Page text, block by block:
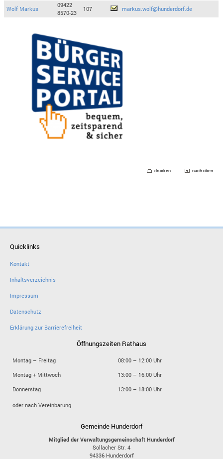
Wolf Markus
09422
8570-23
107 markus.wolf@hunderdorf.de
drucken nach oben
Quicklinks
Kontakt
Inhaltsverzeichnis
Impressum
Datenschutz
Erklärung zur Barrierefreiheit
Öffnungszeiten Rathaus
Montag – Freitag
08:00 – 12:00 Uhr
Montag + Mittwoch
13:00 – 16:00 Uhr
Donnerstag
13:00 – 18:00 Uhr
oder nach Vereinbarung
Gemeinde Hunderdorf
Mitglied der Verwaltungsgemeinschaft Hunderdorf
Sollacher Str. 4
94336 Hunderdorf